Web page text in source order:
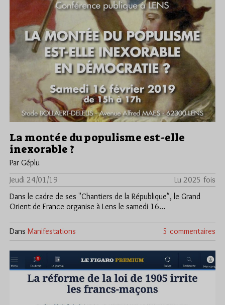
La montée du populisme est-elle
inexorable ?
Par Géplu
Jeudi 24/01/19
Lu 2025 fois
Dans le cadre de ses "Chantiers de la République", le Grand
Orient de France organise à Lens le samedi 16…
Dans Manifestations 5 commentaires